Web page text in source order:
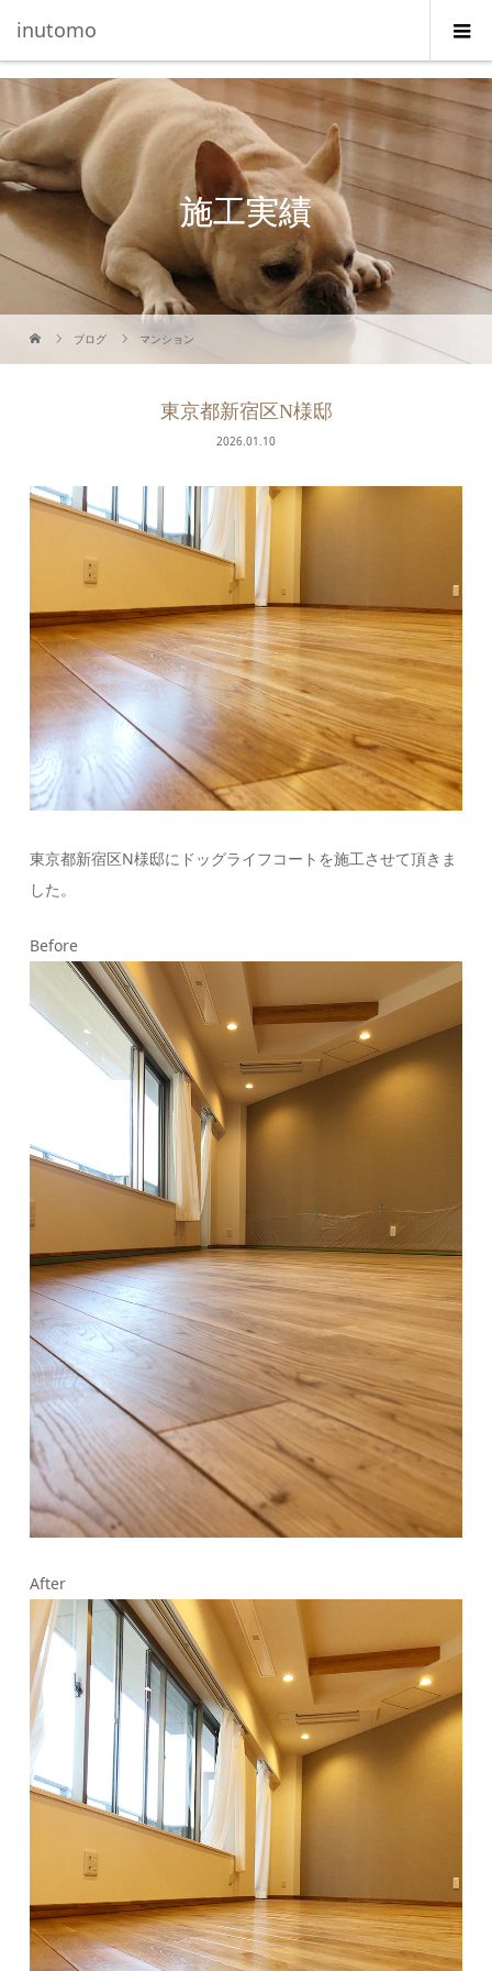
inutomo
施工実績
ブログ マンション
東京都新宿区N様邸
2026.01.10
東京都新宿区N様邸にドッグライフコートを施工させて頂きま
した。
Before
After